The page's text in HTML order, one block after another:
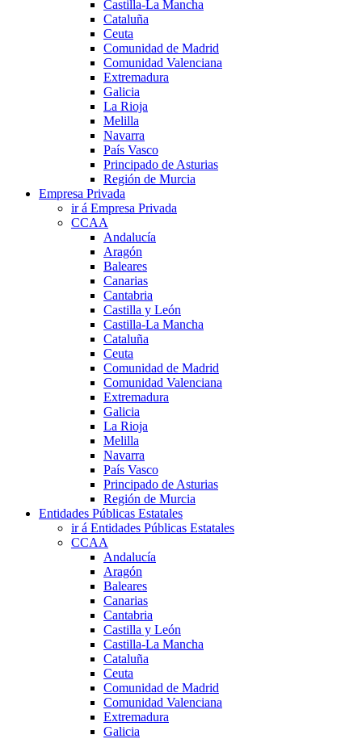
Castilla-La Mancha
Cataluña
Ceuta
Comunidad de Madrid
Comunidad Valenciana
Extremadura
Galicia
La Rioja
Melilla
Navarra
País Vasco
Principado de Asturias
Región de Murcia
Empresa Privada
ir á Empresa Privada
CCAA
Andalucía
Aragón
Baleares
Canarias
Cantabria
Castilla y León
Castilla-La Mancha
Cataluña
Ceuta
Comunidad de Madrid
Comunidad Valenciana
Extremadura
Galicia
La Rioja
Melilla
Navarra
País Vasco
Principado de Asturias
Región de Murcia
Entidades Públicas Estatales
ir á Entidades Públicas Estatales
CCAA
Andalucía
Aragón
Baleares
Canarias
Cantabria
Castilla y León
Castilla-La Mancha
Cataluña
Ceuta
Comunidad de Madrid
Comunidad Valenciana
Extremadura
Galicia